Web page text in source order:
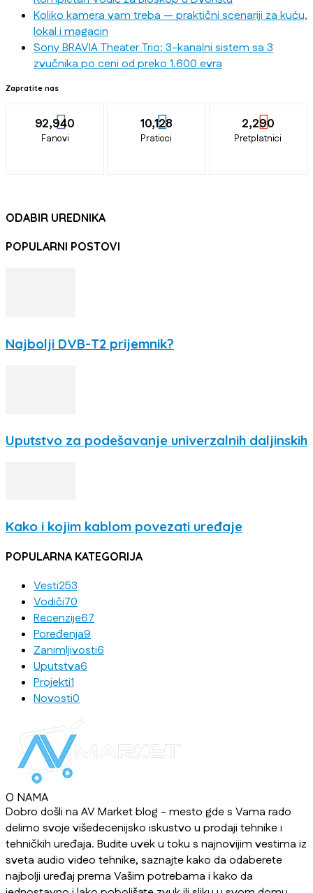
Koliko kamera vam treba — praktični scenariji za kuću,
lokal i magacin
Sony BRAVIA Theater Trio: 3-kanalni sistem sa 3
zvučnika po ceni od preko 1.600 evra
Zapratite nas
92,940
Fanovi
10,128
Pratioci
2,290
Pretplatnici
ODABIR UREDNIKA
POPULARNI POSTOVI
Najbolji DVB-T2 prijemnik?
Uputstvo za podešavanje univerzalnih daljinskih
Kako i kojim kablom povezati uređaje
POPULARNA KATEGORIJA
Vesti253
Vodiči70
Recenzije67
Poređenja9
Zanimljivosti6
Uputstva6
Projekti1
Novosti0
O NAMA
Dobro došli na AV Market blog - mesto gde s Vama rado
delimo svoje višedecenijsko iskustvo u prodaji tehnike i
tehničkih uređaja. Budite uvek u toku s najnovijim vestima iz
sveta audio video tehnike, saznajte kako da odaberete
najbolji uređaj prema Vašim potrebama i kako da